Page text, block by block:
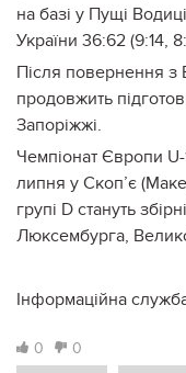
на базі у Пущі
України 36:62 (9:14,
Після повернення з
продовжить
Запоріжжі.
Чемпіонат Європи U-
липня у Скоп’є
групі D стануть
Люксембурга,
Інформаційна
0 0